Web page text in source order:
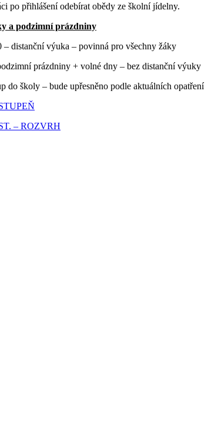
po přihlášení odebírat obědy ze školní jídelny.
a podzimní prázdniny
– distanční výuka – povinná pro všechny žáky
prázdniny + volné dny – bez distanční výuky
do školy – bude upřesněno podle aktuálních opatření
– ROZVRH